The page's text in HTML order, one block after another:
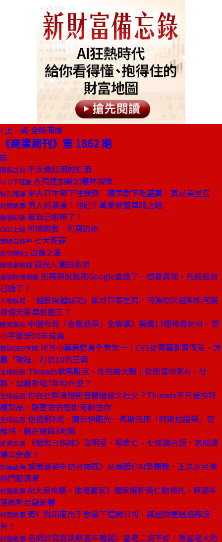
上一期 全齡商機
《商業周刊》第 1862 期
開瓶之前 不太像紅酒的紅酒
CEO下班後 去馬達加斯加叢林探險
特別報導 來去日本鄉下住幾晚 蘋果樹下吃盛宴、賞最美星空
封面故事 男人的浪漫！他砸千萬買骨董車騎上路
編者的話 被自己綁架了！
CEO上線 可憐的我、可惡的他
商場自慢塾 七大死罪
新物種Biz 白飯之亂
服務最前線 觀光人潮的串流
金融時報精選 別再辯說我用Google查過了⋯想要真相，先假設自
己錯了！
人物特寫
「越反常越成功」賺到日泰星馬，南漂原民返鄉如何變
身億元豪車旅遊王？
國際焦點 中國布局「金屬戰爭」全解讀》稱霸13種稀貴材料，鄧
小平豪語30年成真
商周CEO學院 地方小藥局變身全美第一！CVS從賣藥到賣保險，怎
靠「破框」打造10兆王國
全球話題 Threads掀馬斯克、佐伯格大戰！從衛星吵到AI、社
群，幼稚對嗆7年吵什麼？
全球話題 你在社群滑短影音勝過發文社交？Threads不只是推特
複製品，解密佐伯格如何黏住你
全球話題 估值剩3成、廣告快跑光⋯馬斯克用「特斯拉腦袋」管
推特，錯在連踩3地雷
產業風雲
《勸世三姊妹》沒明星、唱牽亡、七成講台語，怎成爆
場音樂劇？
封面故事 超微蘇姿丰訪台旋風》台南囡仔AI爭霸戰，正決定台灣
熱門股清單
封面故事 AI大浪來襲，誰是贏家》獨家解析黃仁勳領先、蘇姿丰
落後對台廠影響
封面故事 黃仁勳兩度出手想拿下這間公司，讓超微連退路都沒
有！
封面故事 名師邱奕嘉談蘇姿丰難題》當老二沒不好，想當老大防